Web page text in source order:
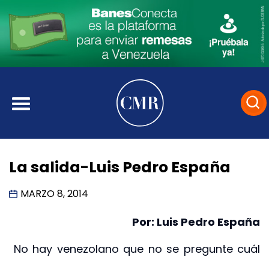
La salida-Luis Pedro España
MARZO 8, 2014
Por: Luis Pedro España
No hay venezolano que no se pregunte cuál